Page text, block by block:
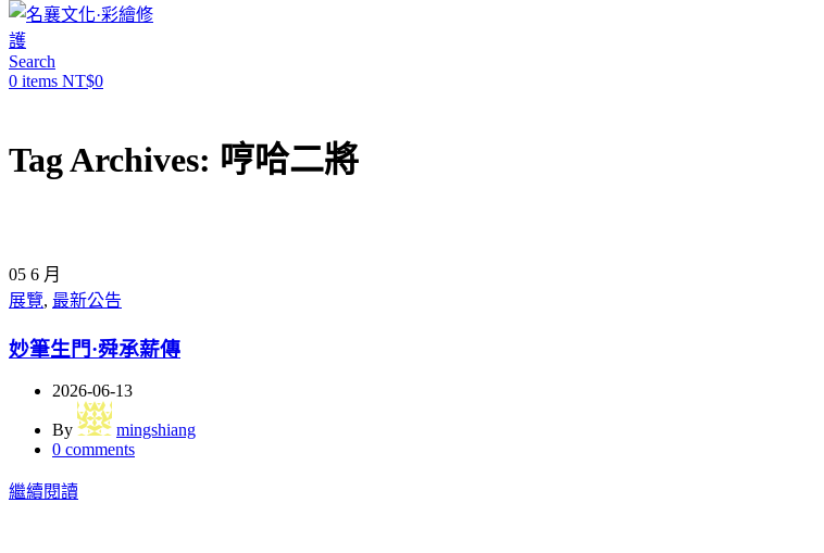
Search
0 items NT$0
Tag Archives: 哼哈二將
05 6 月
展覽, 最新公告
妙筆生門·舜承薪傳
2026-06-13
By
mingshiang
0 comments
繼續閱讀